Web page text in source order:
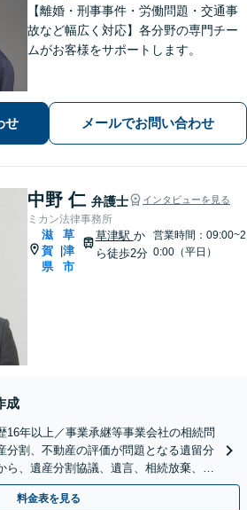
【離婚・刑事事件・労働問題・交通事
故など幅広く対応】各分野の専門チー
ムがお客様をサポートします。
せ メールでお問い合わせ
中野 仁 弁護士 インタビューを見る
ミカン法律事務所
滋
賀
県
草
津
市
草津駅 か
ら徒歩2分
営業時間：09:00~2
0:00（平日）
成
16年以上／事業承継等事業会社の相続問
分割、不動産の評価が問題となる遺留分
、遺産分割協議、遺言、相続放棄、使
経験豊富【JR草津駅2分】
料金表を見る